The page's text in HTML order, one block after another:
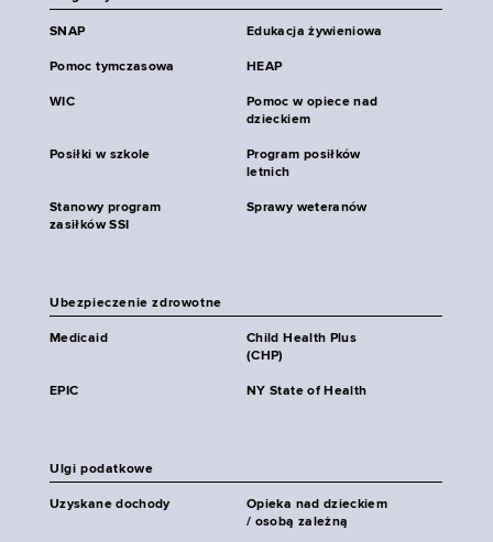
SNAP Edukacja żywieniowa
Pomoc tymczasowa HEAP
WIC
Pomoc w opiece nad
dzieckiem
Posiłki w szkole
Program posiłków
letnich
Stanowy program
zasiłków SSI
Sprawy weteranów
Ubezpieczenie zdrowotne
Medicaid
Child Health Plus
(CHP)
EPIC NY State of Health
Ulgi podatkowe
Uzyskane dochody
Opieka nad dzieckiem
/ osobą zależną